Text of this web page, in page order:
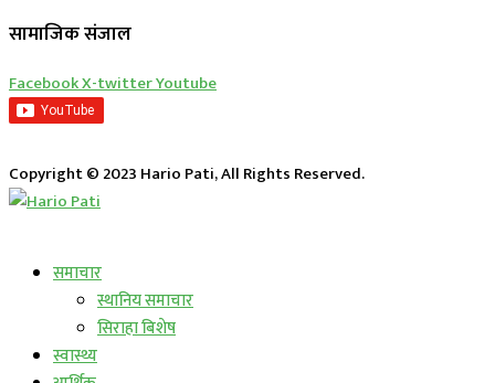
सामाजिक संजाल
FacebookX-twitterYoutube
Copyright © 2023 Hario Pati, All Rights Reserved.
समाचार
स्थानिय समाचार
सिराहा बिशेष
स्वास्थ्य